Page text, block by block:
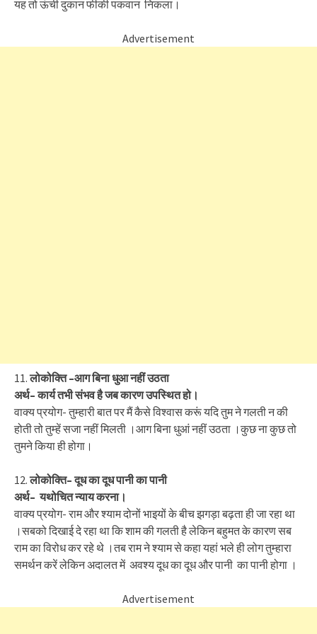
यह तो ऊंची दुकान फीकी पकवान निकला।
Advertisement
11.लोकोक्ति–आगबिनाधुआनहींउठता
अर्थ–कार्यतभीसंभवहैजबकारणउपस्थितहो।
वाक्य प्रयोग- तुम्हारी बात पर मैं कैसे विश्वास करूं यदि तुम ने गलती न की
होती तो तुम्हें सजा नहीं मिलती ।आग बिना धुआं नहीं उठता ।कुछ ना कुछ तो
तुमने किया ही होगा।
12.लोकोक्ति–दूधकादूधपानीकापानी
अर्थ–यथोचितन्यायकरना।
वाक्य प्रयोग- राम और श्याम दोनों भाइयों के बीच झगड़ा बढ़ता ही जा रहा था
।सबको दिखाई दे रहा था कि शाम की गलती है लेकिन बहुमत के कारण सब
राम का विरोध कर रहे थे ।तब राम ने श्याम से कहा यहां भले ही लोग तुम्हारा
समर्थन करें लेकिन अदालत में अवश्य दूध का दूध और पानी का पानी होगा ।
Advertisement